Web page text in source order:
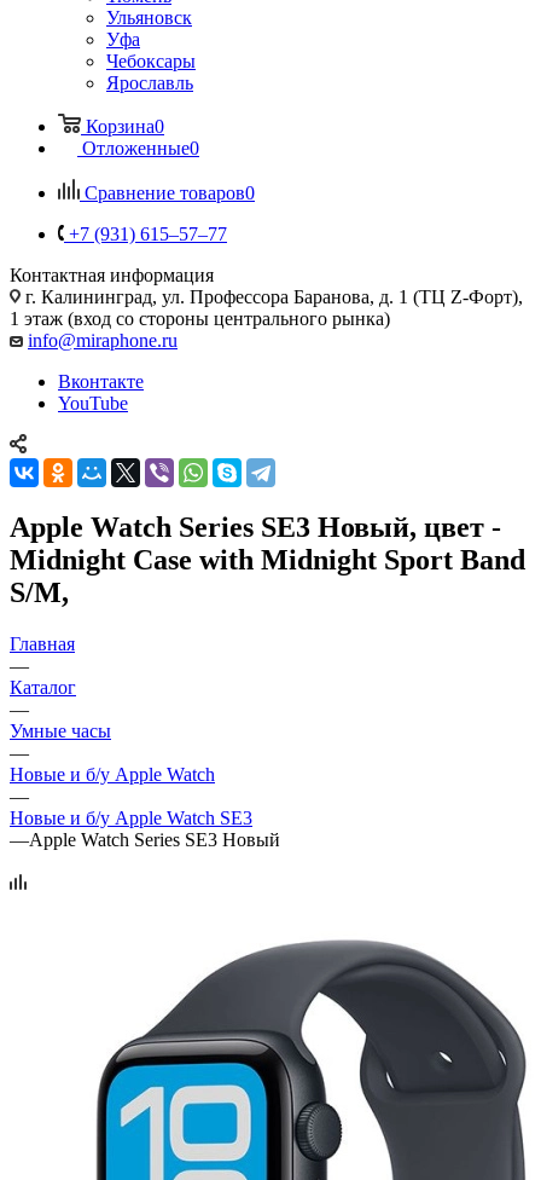
Ульяновск
Уфа
Чебоксары
Ярославль
Корзина0
Отложенные0
Сравнение товаров0
+7 (931) 615‒57‒77
Контактная информация
г. Калининград, ул. Профессора Баранова, д. 1 (ТЦ Z-Форт),
1 этаж (вход со стороны центрального рынка)
info@miraphone.ru
Вконтакте
YouTube
Apple Watch Series SE3 Новый, цвет -
Midnight Case with Midnight Sport Band
S/M,
Главная
—
Каталог
—
Умные часы
—
Новые и б/у Apple Watch
—
Новые и б/у Apple Watch SE3
—Apple Watch Series SE3 Новый